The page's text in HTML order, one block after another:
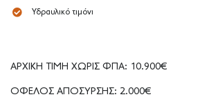
Υδραυλικό τιμόνι
ΑΡΧΙΚΗ ΤΙΜΗ ΧΩΡΙΣ ΦΠΑ: 10.900€
ΟΦΕΛΟΣ ΑΠΟΣΥΡΣΗΣ: 2.000€